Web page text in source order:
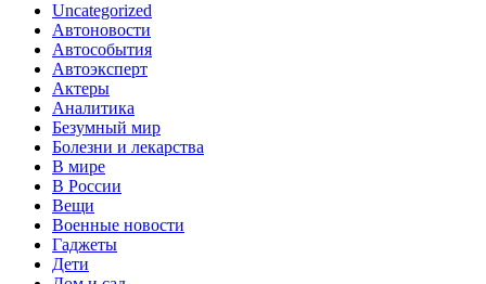
Uncategorized
Автоновости
Автособытия
Автоэксперт
Актеры
Аналитика
Безумный мир
Болезни и лекарства
В мире
В России
Вещи
Военные новости
Гаджеты
Дети